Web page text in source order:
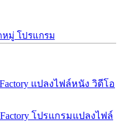
มู่ โปรแกรม
Factory แปลงไฟล์หนัง วิดีโอ
โปรแกรมแปลงไฟล์